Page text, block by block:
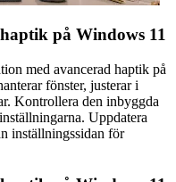
på Windows 11
med avancerad haptik på
fönster, justerar i
Kontrollera den inbyggda
Uppdatera
inställningssidan för